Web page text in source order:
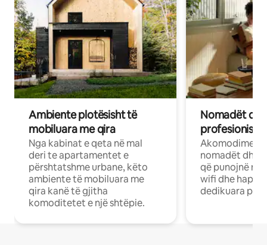
Ambiente plotësisht të
mobiluara me qira
Nga kabinat e qeta në mal
deri te apartamentet e
përshtatshme urbane, këto
ambiente të mobiluara me
qira kanë të gjitha
komoditetet e një shtëpie.
Nomadët
Akomodime
nomadët dhe
që punojnë në
wifi dhe
dedikuara